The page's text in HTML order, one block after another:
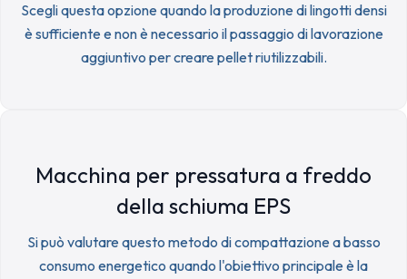
Scegli questa opzione quando la produzione di lingotti densi
è sufficiente e non è necessario il passaggio di lavorazione
aggiuntivo per creare pellet riutilizzabili.
Macchina per pressatura a freddo
della schiuma EPS
Si può valutare questo metodo di compattazione a basso
consumo energetico quando l'obiettivo principale è la